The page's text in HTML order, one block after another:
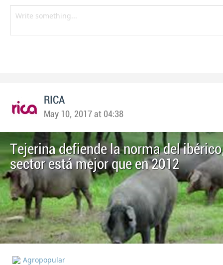
RICA
May 10, 2017 at 04:38
Tejerina defiende la norma del
sector está mejor que en 2012
Agropopular